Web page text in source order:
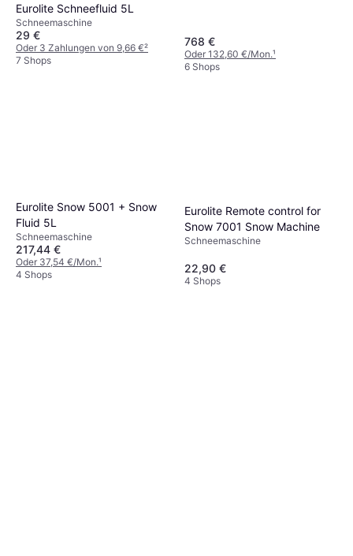
Eurolite Schneefluid 5L
Schneemaschine
29 €
Oder 3 Zahlungen von 9,66 €²
7 Shops
768 €
Oder 132,60 €/Mon.¹
6 Shops
Eurolite Snow 5001 + Snow
Fluid 5L
Schneemaschine
217,44 €
Oder 37,54 €/Mon.¹
4 Shops
Eurolite Remote control for
Snow 7001 Snow Machine
Schneemaschine
22,90 €
4 Shops